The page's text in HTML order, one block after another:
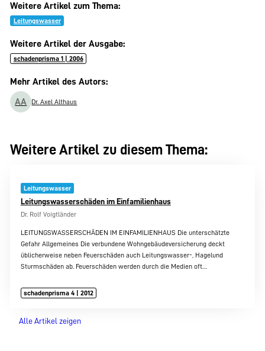
Weitere Artikel zum Thema:
Leitungswasser
Weitere Artikel der Ausgabe:
schadenprisma 1 | 2006
Mehr Artikel des Autors:
AA Dr. Axel Althaus
Weitere Artikel zu diesem Thema:
Leitungswasser
Leitungswasserschäden im Einfamilienhaus
Dr. Rolf Voigtländer
LEITUNGSWASSERSCHÄDEN IM EINFAMILIENHAUS Die unterschätzte
Gefahr Allgemeines Die verbundene Wohngebäudeversicherung deckt
üblicherweise neben Feuerschäden auch Leitungswasser-, Hagelund
Sturmschäden ab. Feuerschäden werden durch die Medien oft…
schadenprisma 4 | 2012
Alle Artikel zeigen